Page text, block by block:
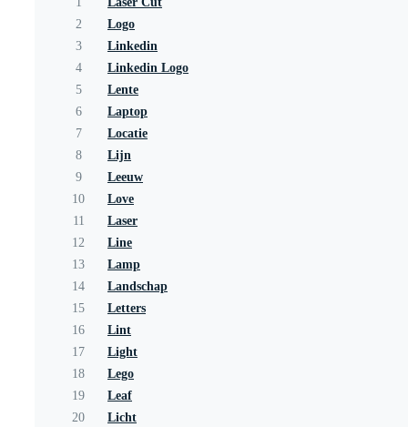
2
Logo
3
Linkedin
4
Linkedin Logo
5
Lente
6
Laptop
7
Locatie
8
Lijn
9
Leeuw
10
Love
11
Laser
12
Line
13
Lamp
14
Landschap
15
Letters
16
Lint
17
Light
18
Lego
19
Leaf
20
Licht